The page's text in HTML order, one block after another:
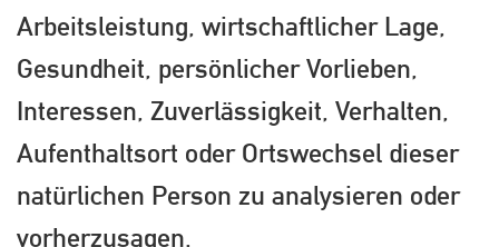
Arbeitsleistung, wirtschaftlicher Lage,
Gesundheit, persönlicher Vorlieben,
Interessen, Zuverlässigkeit, Verhalten,
Aufenthaltsort oder Ortswechsel dieser
natürlichen Person zu analysieren oder
vorherzusagen.